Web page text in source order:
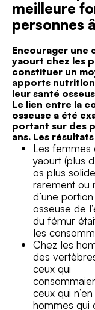
meilleure
personnes
Encourager une
yaourt chez les
constituer un
apports
leur santé
Le lien entre la
osseuse a été
portant sur des
ans. Les
Les femmes
yaourt (plus
os plus
rarement ou
d’une
osseuse de
du fémur
les
Chez les
des
ceux qui
ceux qui
hommes qui